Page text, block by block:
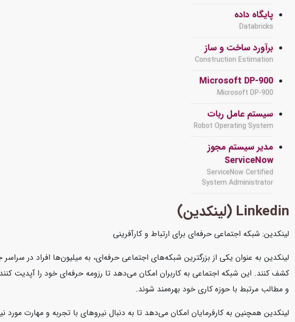
پایگاه داده
Databricks
برآورد ساخت و ساز
Construction Estimation
Microsoft DP-900
Microsoft DP-900
سیستم عامل ربات
Robot Operating System
مدیر سیستم مجوز
ServiceNow
ServiceNow Certified
System Administrator
Linkedin (لینکدین)
لینکدین: شبکه اجتماعی حرفه‌ای برای ارتباط و کارآفرینی
لینکدین به عنوان یکی از بزرگترین شبکه‌های اجتماعی حرفه‌ای، به میلیون‌ها افراد در
کشف کنند. این شبکه اجتماعی به کاربران امکان می‌دهد تا رزومه حرفه‌ای خود را آپدیت
و مطالب مرتبط با حوزه کاری خود بهره‌مند شوند.
لینکدین همچنین به کارفرمایان امکان می‌دهد تا به دنبال نیروهای با تجربه و مهارت